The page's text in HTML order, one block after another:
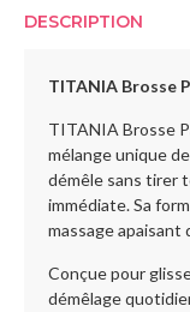
DESCRIPTION
TITANIA Brosse
TITANIA Brosse
mélange unique
démêle sans tirer
immédiate. Sa
massage apaisant
Conçue pour
démêlage